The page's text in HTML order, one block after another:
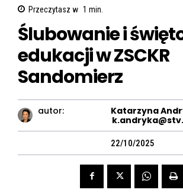
Przeczytasz w 1 min.
Ślubowanie i
edukacji w ZSCKR
Sandomierz
autor:
Katarzyna
22/10/2025